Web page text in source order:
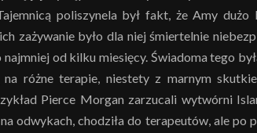
poliszynela był fakt, że Amy dużo
zażywanie było dla niej śmiertelnie
najmniej od kilku miesięcy. Świadoma tego
na różne terapie, niestety z marnym
Pierce Morgan zarzucali wytwórni
odwykach, chodziła do terapeutów, ale po